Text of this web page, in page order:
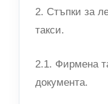
2. Стъпки за
такси.
2.1. Фирмена
документа.